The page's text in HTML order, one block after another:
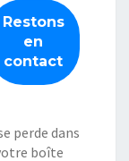
perde dans
boîte